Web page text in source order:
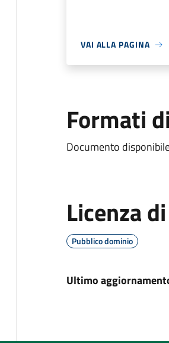
VAI ALLA PAGINA
Formati
Documento
Licenza
Pubblico dominio
Ultimo